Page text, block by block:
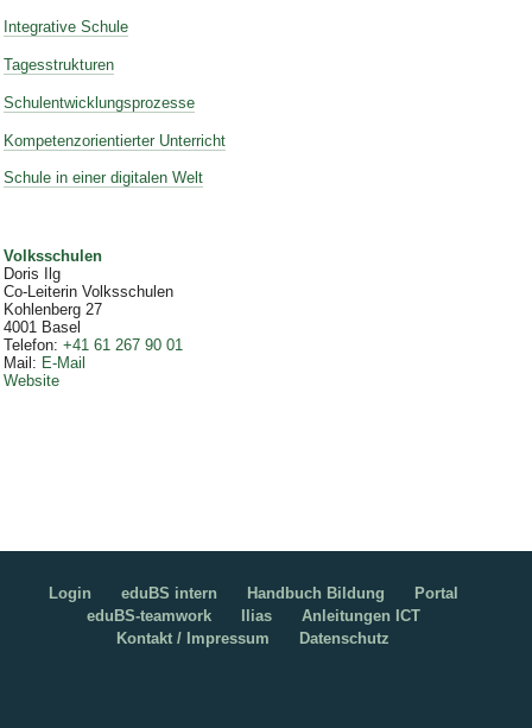
Integrative Schule
Tagesstrukturen
Schulentwicklungsprozesse
Kompetenzorientierter Unterricht
Schule in einer digitalen Welt
Volksschulen
Doris Ilg
Co-Leiterin Volksschulen
Kohlenberg 27
4001 Basel
Telefon: +41 61 267 90 01
Mail: E-Mail
Website
Login eduBS intern Handbuch Bildung
Portal
eduBS-teamwork
Ilias
Anleitungen ICT
Kontakt / Impressum
Datenschutz